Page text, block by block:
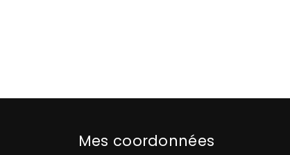
Mes coordonnées